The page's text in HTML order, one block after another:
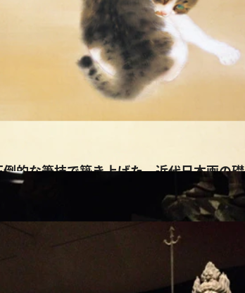
的な筆技で築き上げた、近代日本画の礎